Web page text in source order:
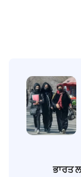
ਭਾਰਤ